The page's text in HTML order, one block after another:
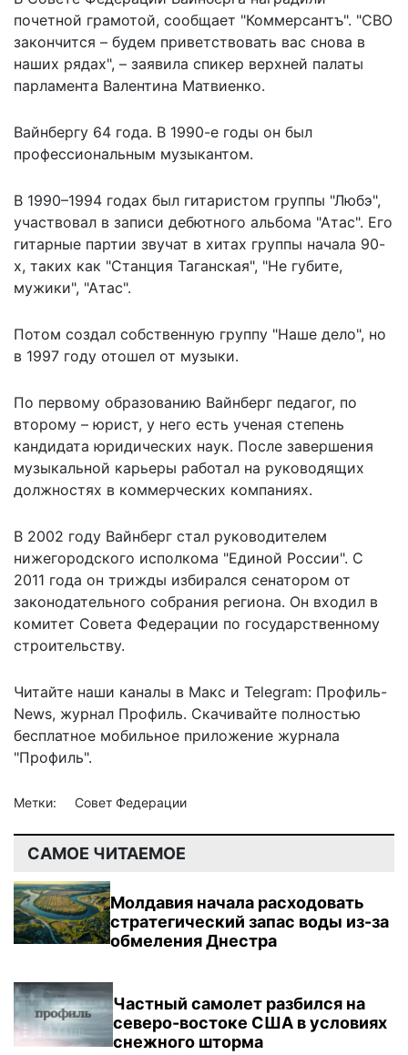
почетной грамотой, сообщает "Коммерсантъ". "СВО
закончится – будем приветствовать вас снова в
наших рядах", – заявила спикер верхней палаты
парламента Валентина Матвиенко.
Вайнбергу 64 года. В 1990-е годы он был
профессиональным музыкантом.
В 1990–1994 годах был гитаристом группы "Любэ",
участвовал в записи дебютного альбома "Атас". Его
гитарные партии звучат в хитах группы начала 90-
х, таких как "Станция Таганская", "Не губите,
мужики", "Атас".
Потом создал собственную группу "Наше дело", но
в 1997 году отошел от музыки.
По первому образованию Вайнберг педагог, по
второму – юрист, у него есть ученая степень
кандидата юридических наук. После завершения
музыкальной карьеры работал на руководящих
должностях в коммерческих компаниях.
В 2002 году Вайнберг стал руководителем
нижегородского исполкома "Единой России". С
2011 года он трижды избирался сенатором от
законодательного собрания региона. Он входил в
комитет Совета Федерации по государственному
строительству.
Читайте наши каналы в Макс и Telegram: Профиль-
News, журнал Профиль. Скачивайте полностью
бесплатное мобильное приложение журнала
"Профиль".
Метки: Совет Федерации
САМОЕ ЧИТАЕМОЕ
Молдавия начала расходовать
стратегический запас воды из-за
обмеления Днестра
Частный самолет разбился на
северо-востоке США в условиях
снежного шторма